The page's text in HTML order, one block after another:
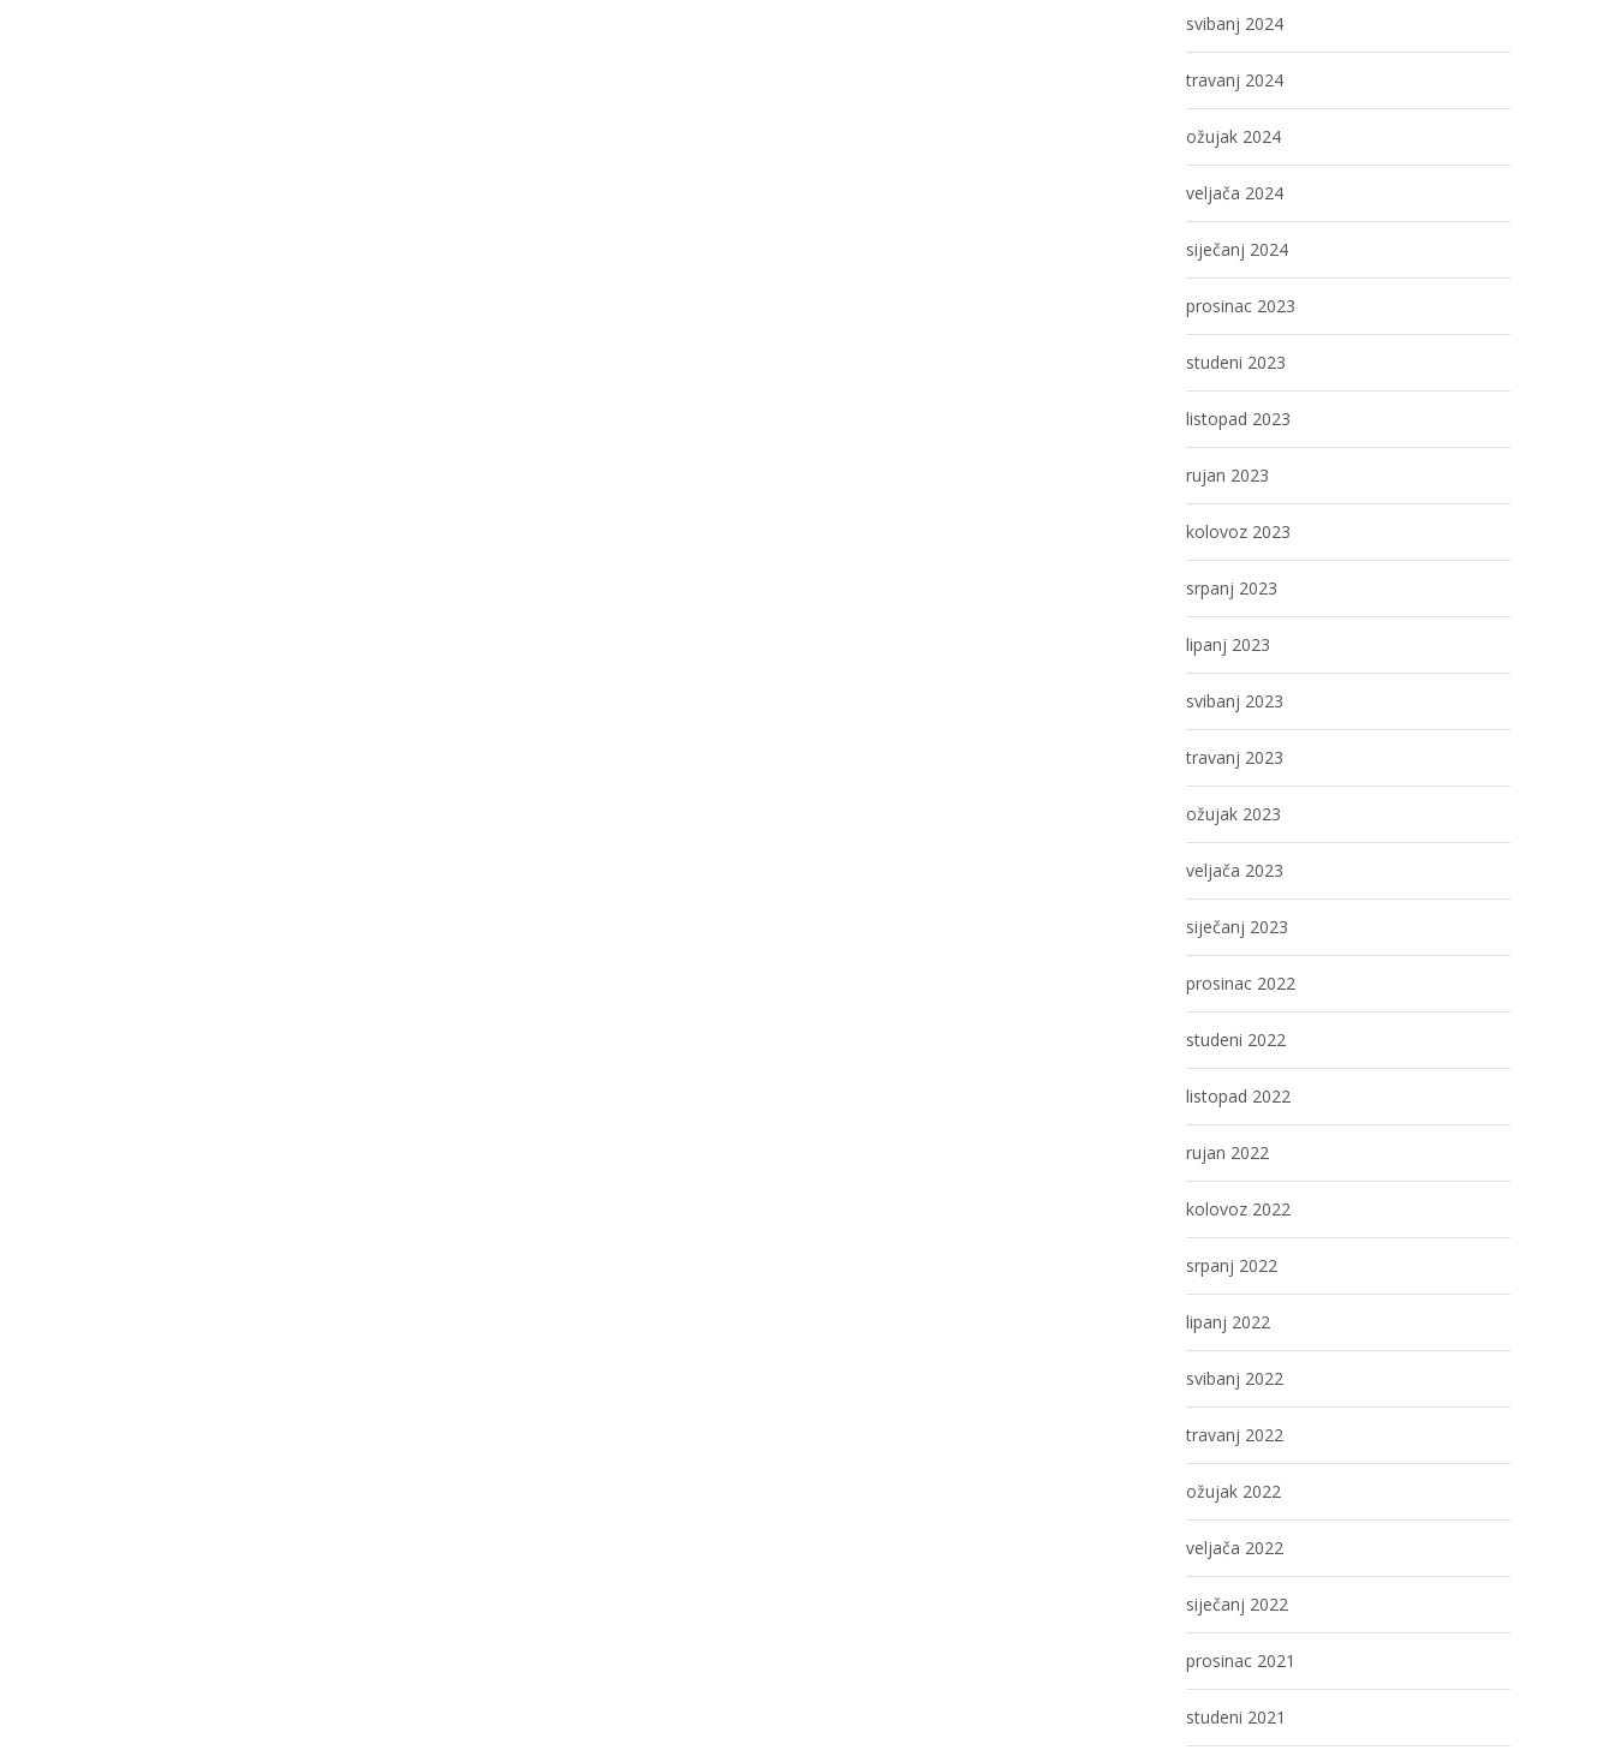
svibanj 2024
travanj 2024
ožujak 2024
veljača 2024
siječanj 2024
prosinac 2023
studeni 2023
listopad 2023
rujan 2023
kolovoz 2023
srpanj 2023
lipanj 2023
svibanj 2023
travanj 2023
ožujak 2023
veljača 2023
siječanj 2023
prosinac 2022
studeni 2022
listopad 2022
rujan 2022
kolovoz 2022
srpanj 2022
lipanj 2022
svibanj 2022
travanj 2022
ožujak 2022
veljača 2022
siječanj 2022
prosinac 2021
studeni 2021